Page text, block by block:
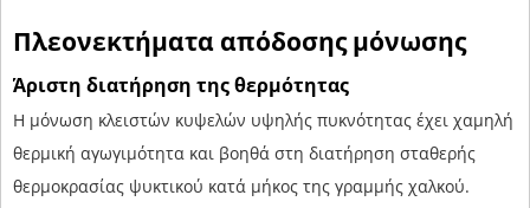
Πλεονεκτήματα απόδοσης μόνωσης
Άριστη διατήρηση της θερμότητας
Η μόνωση κλειστών κυψελών υψηλής πυκνότητας έχει χαμηλή
θερμική αγωγιμότητα και βοηθά στη διατήρηση σταθερής
θερμοκρασίας ψυκτικού κατά μήκος της γραμμής χαλκού.